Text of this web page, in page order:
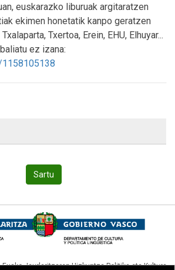
euskarazko liburuak argitaratzen
ekimen honetatik kanpo geratzen
Txertoa, Erein, EHU, Elhuyar...
baliatu ez izana:
Sartu
Eusko Jaurlaritzaren Hizkuntza Politika eta Kultura